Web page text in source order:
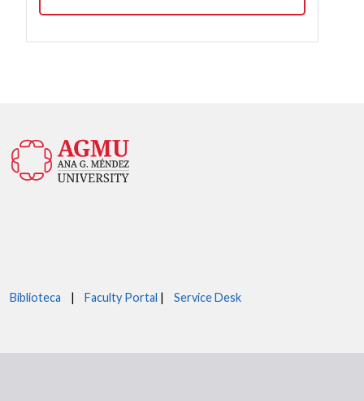
Biblioteca | Faculty Portal | Service Desk